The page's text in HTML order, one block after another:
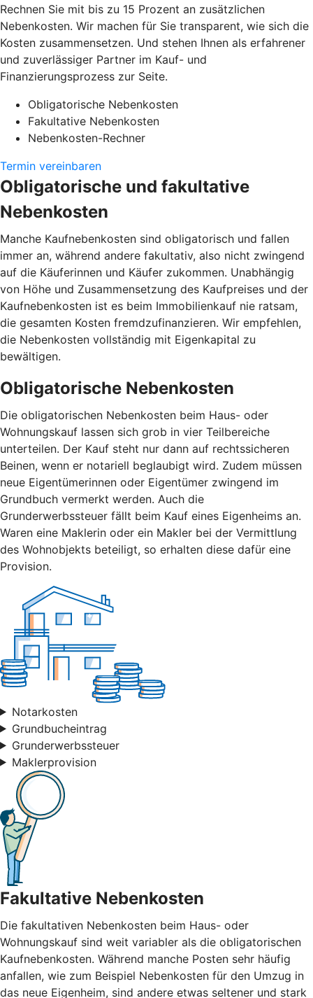
Rechnen Sie mit bis zu 15 Prozent an zusätzlichen
Nebenkosten. Wir machen für Sie transparent, wie sich die
Kosten zusammensetzen. Und stehen Ihnen als erfahrener
und zuverlässiger Partner im Kauf- und
Finanzierungsprozess zur Seite.
Obligatorische Nebenkosten
Fakultative Nebenkosten
Nebenkosten-Rechner
Termin vereinbaren
Obligatorische und fakultative
Nebenkosten
Manche Kaufnebenkosten sind obligatorisch und fallen
immer an, während andere fakultativ, also nicht zwingend
auf die Käuferinnen und Käufer zukommen. Unabhängig
von Höhe und Zusammensetzung des Kaufpreises und der
Kaufnebenkosten ist es beim Immobilienkauf nie ratsam,
die gesamten Kosten fremdzufinanzieren. Wir empfehlen,
die Nebenkosten vollständig mit Eigenkapital zu
bewältigen.
Obligatorische Nebenkosten
Die obligatorischen Nebenkosten beim Haus- oder
Wohnungskauf lassen sich grob in vier Teilbereiche
unterteilen. Der Kauf steht nur dann auf rechtssicheren
Beinen, wenn er notariell beglaubigt wird. Zudem müssen
neue Eigentümerinnen oder Eigentümer zwingend im
Grundbuch vermerkt werden. Auch die
Grunderwerbssteuer fällt beim Kauf eines Eigenheims an.
Waren eine Maklerin oder ein Makler bei der Vermittlung
des Wohnobjekts beteiligt, so erhalten diese dafür eine
Provision.
Notarkosten
Grundbucheintrag
Grunderwerbssteuer
Maklerprovision
Fakultative Nebenkosten
Die fakultativen Nebenkosten beim Haus- oder
Wohnungskauf sind weit variabler als die obligatorischen
Kaufnebenkosten. Während manche Posten sehr häufig
anfallen, wie zum Beispiel Nebenkosten für den Umzug in
das neue Eigenheim, sind andere etwas seltener und stark